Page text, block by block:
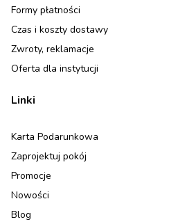
Formy płatności
Czas i koszty dostawy
Zwroty, reklamacje
Oferta dla instytucji
Linki
Karta Podarunkowa
Zaprojektuj pokój
Promocje
Nowości
Blog